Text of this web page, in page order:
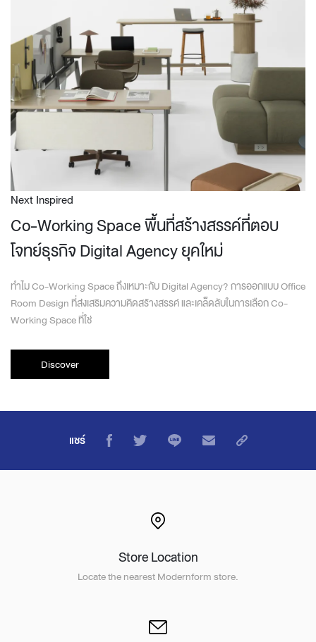
Next Inspired
Co-Working Space พื้นที่สร้างสรรค์ที่ตอบ
โจทย์ธุรกิจ Digital Agency ยุคใหม่
ทำไม Co-Working Space ถึงเหมาะกับ Digital Agency? การออกแบบ Office
Room Design ที่ส่งเสริมความคิดสร้างสรรค์ และเคล็ดลับในการเลือก Co-
Working Space ที่ใช่
Discover
แชร์
Store Location
Locate the nearest Modernform store.